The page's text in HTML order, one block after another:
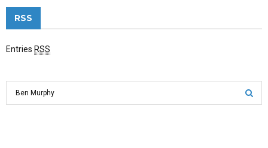
RSS
Entries RSS